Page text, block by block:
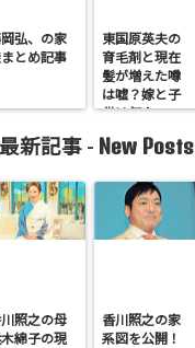
弘、の家
とめ記事
東国原英夫の
育毛剤と現在
髪が増えた噂
は嘘？嫁と子
供は何人い
最新記事 - New Posts
照之の母
綿子の現
香川照之の家
系図を公開！